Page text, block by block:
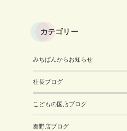
カテゴリー
みちぱんからお知らせ
社長ブログ
こどもの国店ブログ
秦野店ブログ